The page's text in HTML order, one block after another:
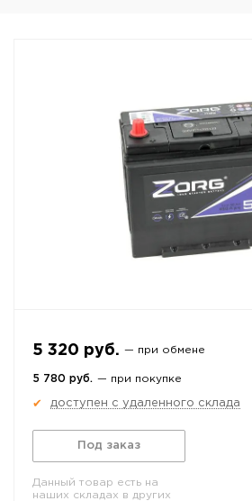
5 320 руб. — при обмене
5 780 руб. — при покупке
✔ доступен с удаленного склада
Под заказ
Данный товар есть на
наших складах в других